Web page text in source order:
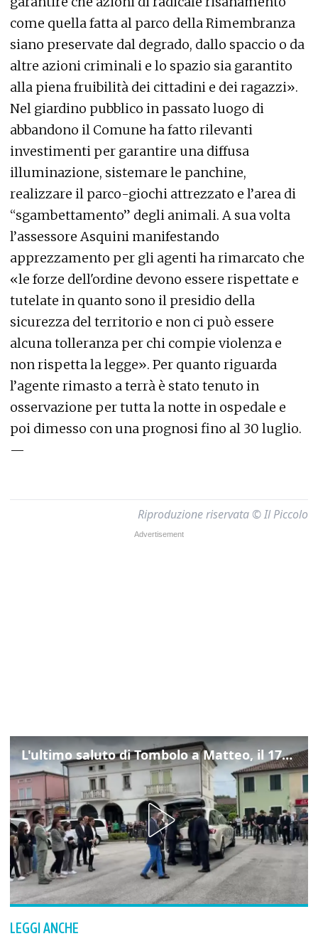
come quella fatta al parco della Rimembranza
siano preservate dal degrado, dallo spaccio o da
altre azioni criminali e lo spazio sia garantito
alla piena fruibilità dei cittadini e dei ragazzi».
Nel giardino pubblico in passato luogo di
abbandono il Comune ha fatto rilevanti
investimenti per garantire una diffusa
illuminazione, sistemare le panchine,
realizzare il parco-giochi attrezzato e l’area di
“sgambettamento” degli animali. A sua volta
l’assessore Asquini manifestando
apprezzamento per gli agenti ha rimarcato che
«le forze dell'ordine devono essere rispettate e
tutelate in quanto sono il presidio della
sicurezza del territorio e non ci può essere
alcuna tolleranza per chi compie violenza e
non rispetta la legge». Per quanto riguarda
l’agente rimasto a terrà è stato tenuto in
osservazione per tutta la notte in ospedale e
poi dimesso con una prognosi fino al 30 luglio.
—
Riproduzione riservata © Il Piccolo
L'ultimo saluto di Tombolo a Matteo, il 17enne morto di tumore. Il video
LEGGI ANCHE